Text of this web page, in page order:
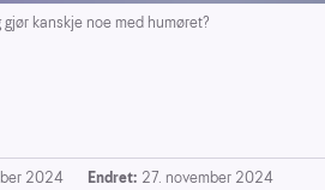
kanskje noe med humøret?
2024 Endret: 27. november 2024